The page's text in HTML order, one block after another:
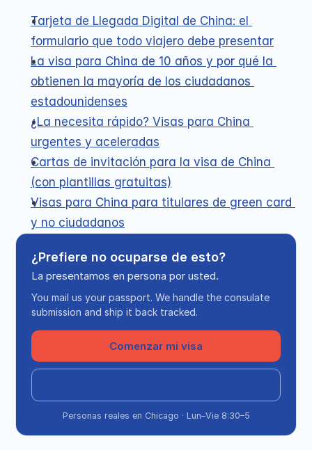
Tarjeta de Llegada Digital de China: el
formulario que todo viajero debe presentar
La visa para China de 10 años y por qué la
obtienen la mayoría de los ciudadanos
estadounidenses
¿La necesita rápido? Visas para China
urgentes y aceleradas
Cartas de invitación para la visa de China
(con plantillas gratuitas)
Visas para China para titulares de green card
y no ciudadanos
¿Prefiere no ocuparse de esto?
La presentamos en persona por usted.
You mail us your passport. We handle the consulate
submission and ship it back tracked.
Comenzar mi visa
Personas reales en Chicago · Lun–Vie 8:30–5